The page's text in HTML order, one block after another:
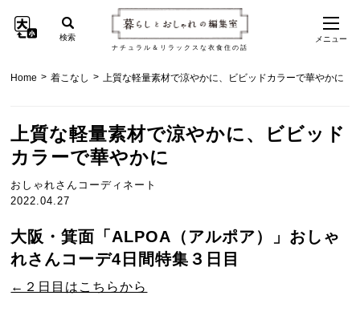
ナチュラル＆リラックスな衣食住の話
検索 メニュー
Home > 着こなし > 上質な軽量素材で涼やかに、ビビッドカラーで華やかに
上質な軽量素材で涼やかに、ビビッド
カラーで華やかに
おしゃれさんコーディネート
2022.04.27
大阪・箕面「ALPOA（アルポア）」おしゃ
れさんコーデ4日間特集３日目
←２日目はこちらから